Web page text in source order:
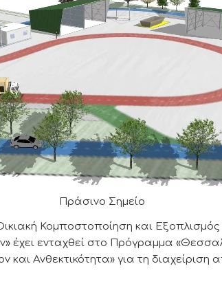
Πράσινο Σημείο
Κομποστοποίηση και
έχει ενταχθεί στο Πρόγραμμα
και Ανθεκτικότητα» για τη διαχείριση